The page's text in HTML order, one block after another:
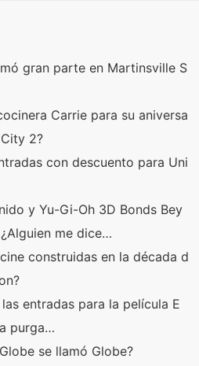
gran parte en Martinsville S
Carrie para su aniversa
2?
con descuento para Uni
y Yu-Gi-Oh 3D Bonds Bey
me dice…
construidas en la década d
entradas para la película E
purga…
se llamó Globe?